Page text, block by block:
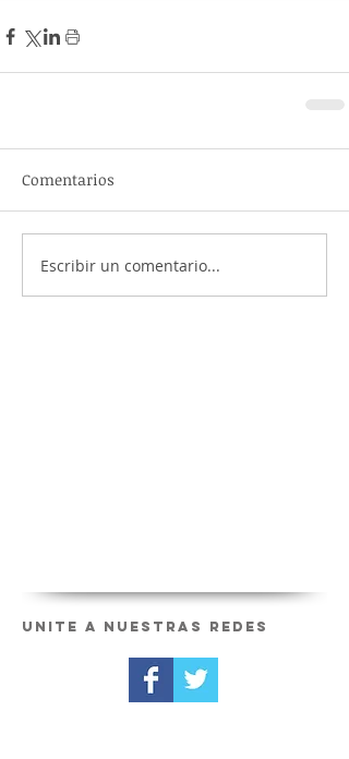
Comentarios
Escribir un comentario...
Unite a nuestras redes